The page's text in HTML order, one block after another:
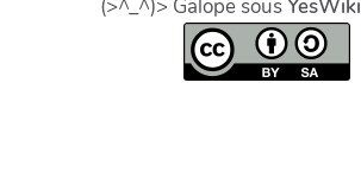
(>^_^)> Galope sousYesWiki